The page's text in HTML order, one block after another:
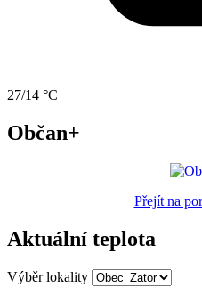
27/14 °C
Občan+
Přejít na
Aktuální teplota
Výběr lokality